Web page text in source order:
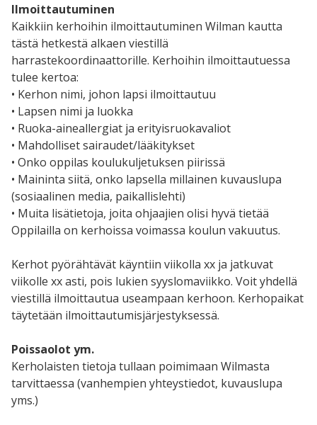
Ilmoittautuminen
Kaikkiin kerhoihin ilmoittautuminen Wilman kautta
tästä hetkestä alkaen viestillä
harrastekoordinaattorille. Kerhoihin ilmoittautuessa
tulee kertoa:
• Kerhon nimi, johon lapsi ilmoittautuu
• Lapsen nimi ja luokka
• Ruoka-aineallergiat ja erityisruokavaliot
• Mahdolliset sairaudet/lääkitykset
• Onko oppilas koulukuljetuksen piirissä
• Maininta siitä, onko lapsella millainen kuvauslupa
(sosiaalinen media, paikallislehti)
• Muita lisätietoja, joita ohjaajien olisi hyvä tietää
Oppilailla on kerhoissa voimassa koulun vakuutus.
Kerhot pyörähtävät käyntiin viikolla xx ja jatkuvat
viikolle xx asti, pois lukien syyslomaviikko. Voit yhdellä
viestillä ilmoittautua useampaan kerhoon. Kerhopaikat
täytetään ilmoittautumisjärjestyksessä.
Poissaolot ym.
Kerholaisten tietoja tullaan poimimaan Wilmasta
tarvittaessa (vanhempien yhteystiedot, kuvauslupa
yms.)